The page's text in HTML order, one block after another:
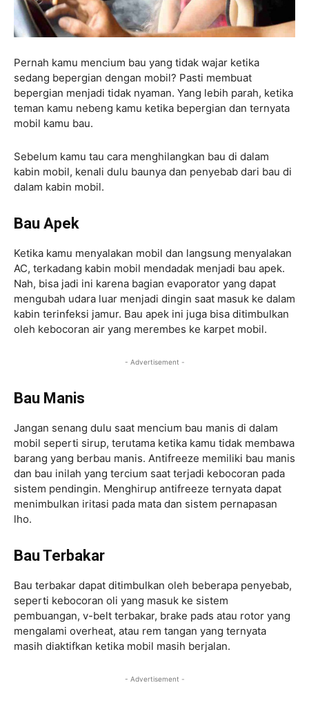
Pernah kamu mencium bau yang tidak wajar ketika
sedang bepergian dengan mobil? Pasti membuat
bepergian menjadi tidak nyaman. Yang lebih parah, ketika
teman kamu nebeng kamu ketika bepergian dan ternyata
mobil kamu bau.
Sebelum kamu tau cara menghilangkan bau di dalam
kabin mobil, kenali dulu baunya dan penyebab dari bau di
dalam kabin mobil.
Bau Apek
Ketika kamu menyalakan mobil dan langsung menyalakan
AC, terkadang kabin mobil mendadak menjadi bau apek.
Nah, bisa jadi ini karena bagian evaporator yang dapat
mengubah udara luar menjadi dingin saat masuk ke dalam
kabin terinfeksi jamur. Bau apek ini juga bisa ditimbulkan
oleh kebocoran air yang merembes ke karpet mobil.
- Advertisement -
Bau Manis
Jangan senang dulu saat mencium bau manis di dalam
mobil seperti sirup, terutama ketika kamu tidak membawa
barang yang berbau manis. Antifreeze memiliki bau manis
dan bau inilah yang tercium saat terjadi kebocoran pada
sistem pendingin. Menghirup antifreeze ternyata dapat
menimbulkan iritasi pada mata dan sistem pernapasan
lho.
Bau Terbakar
Bau terbakar dapat ditimbulkan oleh beberapa penyebab,
seperti kebocoran oli yang masuk ke sistem
pembuangan, v-belt terbakar, brake pads atau rotor yang
mengalami overheat, atau rem tangan yang ternyata
masih diaktifkan ketika mobil masih berjalan.
- Advertisement -